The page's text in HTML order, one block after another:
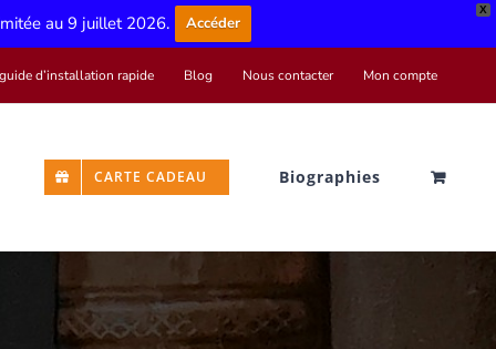
X
au 9 juillet 2026. Accéder
d’installation rapide Blog Nous contacter Mon compte
CARTE CADEAU Biographies